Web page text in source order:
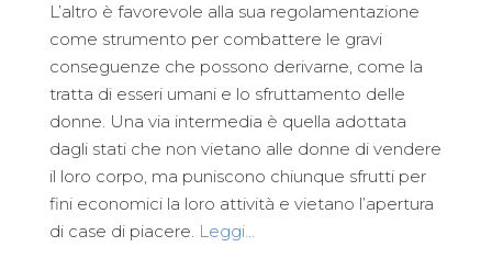
L’altro è favorevole alla sua regolamentazione
come strumento per combattere le gravi
conseguenze che possono derivarne, come la
tratta di esseri umani e lo sfruttamento delle
donne. Una via intermedia è quella adottata
dagli stati che non vietano alle donne di vendere
il loro corpo, ma puniscono chiunque sfrutti per
fini economici la loro attività e vietano l’apertura
di case di piacere. Leggi…